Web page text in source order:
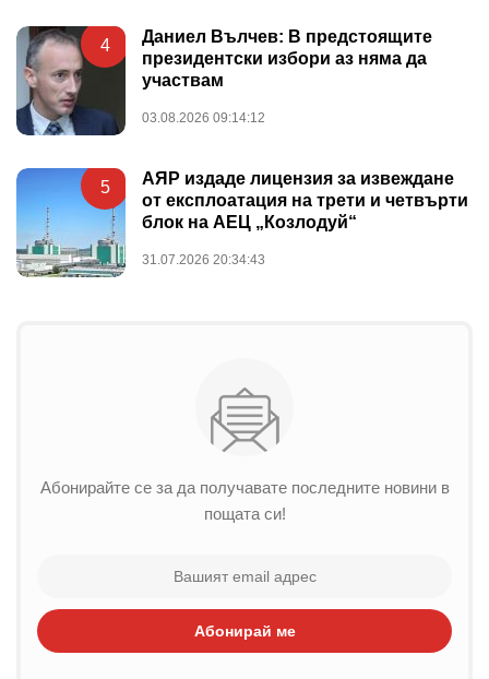
4
Даниел Вълчев: В предстоящите
президентски избори аз няма да
участвам
03.08.2026 09:14:12
5
АЯР издаде лицензия за извеждане
от експлоатация на трети и четвърти
блок на АЕЦ „Козлодуй“
31.07.2026 20:34:43
Абонирайте се за да получавате последните новини в
пощата си!
Абонирай ме